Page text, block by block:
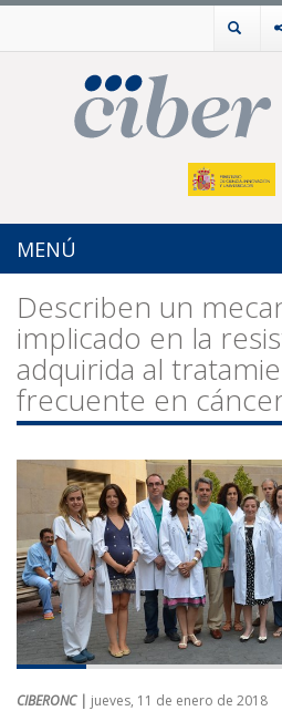
MENÚ
Describen un
implicado en la
adquirida al
frecuente en
CIBERONC | jueves, 11 de enero de 2018